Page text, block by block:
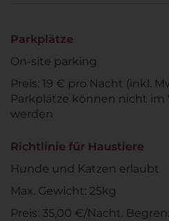
Parkplätze
On-site parking
Preis: 19 € pro Nacht (inkl.
Parkplätze können nicht im
werden
Richtlinie für Haustiere
Hunde und Katzen erlaubt
Max. Gewicht: 25kg
Preis: 35,00 €/Nacht.